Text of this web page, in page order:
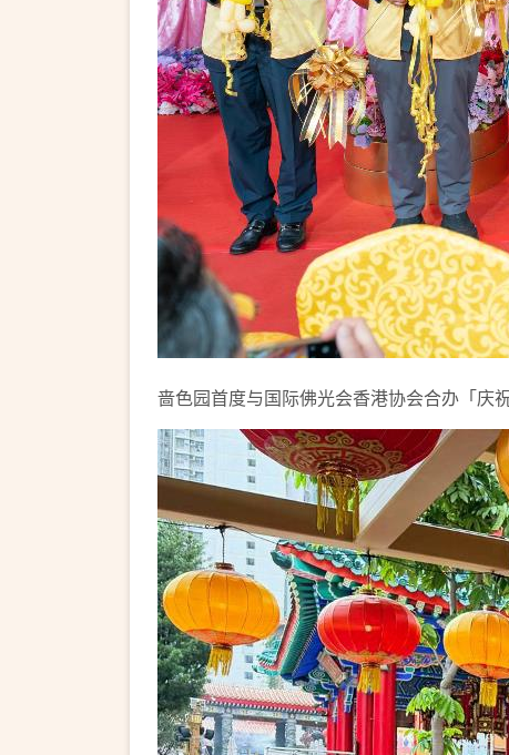
啬色园首度与国际佛光会香港协会合办「庆